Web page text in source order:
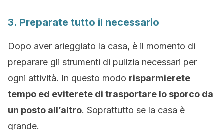
3. Preparate tutto il necessario
Dopo aver arieggiato la casa, è il momento di
preparare gli strumenti di pulizia necessari per
ogni attività. In questo modo risparmierete
tempo ed eviterete di trasportare lo sporco da
un posto all’altro. Soprattutto se la casa è
grande.